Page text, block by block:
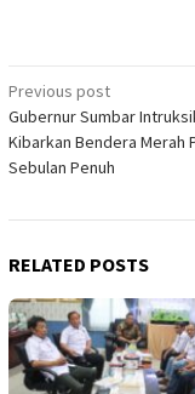
Post
navigation
Previous post
Gubernur Sumbar
Kibarkan Bendera Merah
Sebulan Penuh
RELATED POSTS